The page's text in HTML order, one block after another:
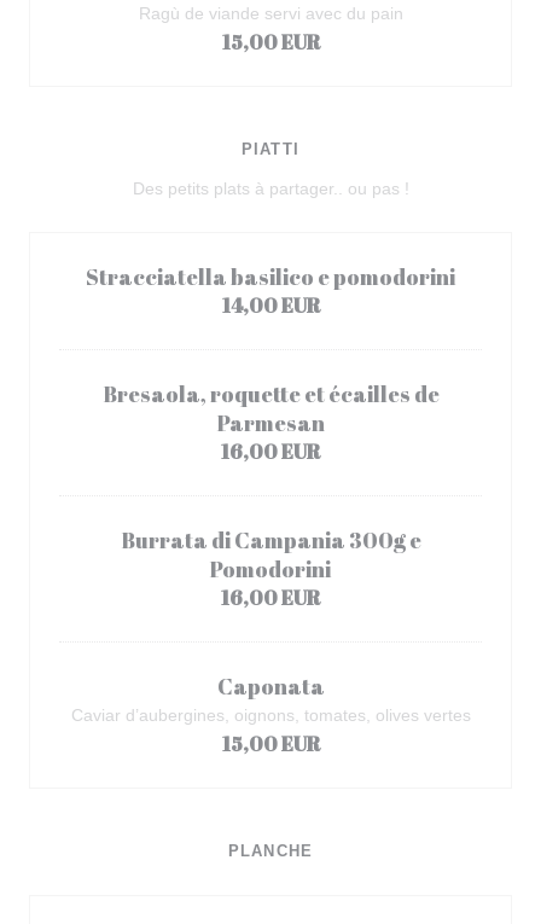
Ragù de viande servi avec du pain
15,00 EUR
PIATTI
Des petits plats à partager.. ou pas !
Stracciatella basilico e pomodorini
14,00 EUR
Bresaola, roquette et écailles de
Parmesan
16,00 EUR
Burrata di Campania 300g e
Pomodorini
16,00 EUR
Caponata
Caviar d’aubergines, oignons, tomates, olives vertes
15,00 EUR
PLANCHE